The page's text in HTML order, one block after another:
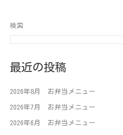
検索
最近の投稿
2026年8月 お弁当メニュー
2026年7月 お弁当メニュー
2026年6月 お弁当メニュー